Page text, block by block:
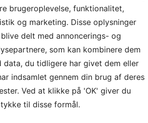
så går I med tanker om
endelig til tage fat i én af os til
trænere og idéer, så kom og
🙂
skal I tilmelde jer til Lisbeth på
brugeroplevelse, funktionalitet,
og marketing. Disse oplysninger
delt med annoncerings- og
som kan kombinere dem
data, du tidligere har givet dem eller
indsamlet gennem din brug af deres
Ved at klikke på 'OK' giver du
til disse formål.